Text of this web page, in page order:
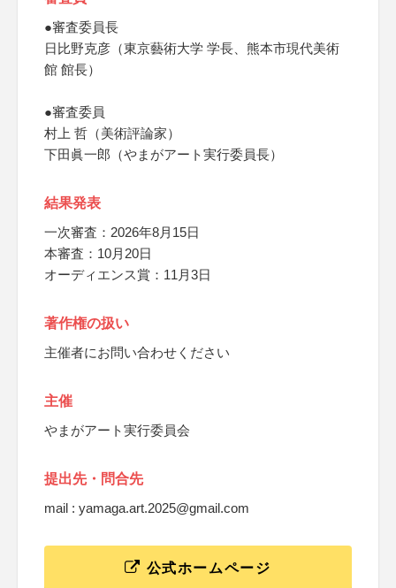
●審査委員長
日比野克彦（東京藝術大学 学長、熊本市現代美術
館 館長）
●審査委員
村上 哲（美術評論家）
下田眞一郎（やまがアート実行委員長）
結果発表
一次審査：2026年8月15日
本審査：10月20日
オーディエンス賞：11月3日
著作権の扱い
主催者にお問い合わせください
主催
やまがアート実行委員会
提出先・問合先
mail : yamaga.art.2025@gmail.com
公式ホームページ